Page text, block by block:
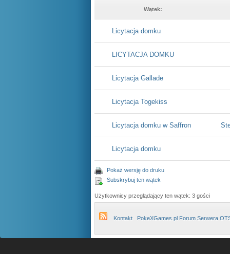
Wątek:
Licytacja domku
LICYTACJA DOMKU
Licytacja Gallade
Licytacja Togekiss
Licytacja domku w Saffron
Licytacja domku
Pokaż wersję do druku
Subskrybuj ten wątek
Użytkownicy przeglądający ten wątek: 3 gości
Kontakt PokeXGames.pl Forum Serwera